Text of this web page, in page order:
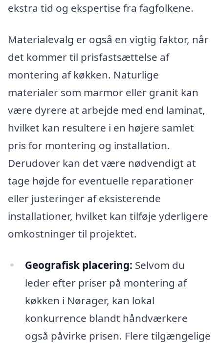
ekstra tid og ekspertise fra fagfolkene.
Materialevalg er også en vigtig faktor, når
det kommer til prisfastsættelse af
montering af køkken. Naturlige
materialer som marmor eller granit kan
være dyrere at arbejde med end laminat,
hvilket kan resultere i en højere samlet
pris for montering og installation.
Derudover kan det være nødvendigt at
tage højde for eventuelle reparationer
eller justeringer af eksisterende
installationer, hvilket kan tilføje yderligere
omkostninger til projektet.
Geografisk placering: Selvom du
leder efter priser på montering af
køkken i Nørager, kan lokal
konkurrence blandt håndværkere
også påvirke prisen. Flere tilgængelige